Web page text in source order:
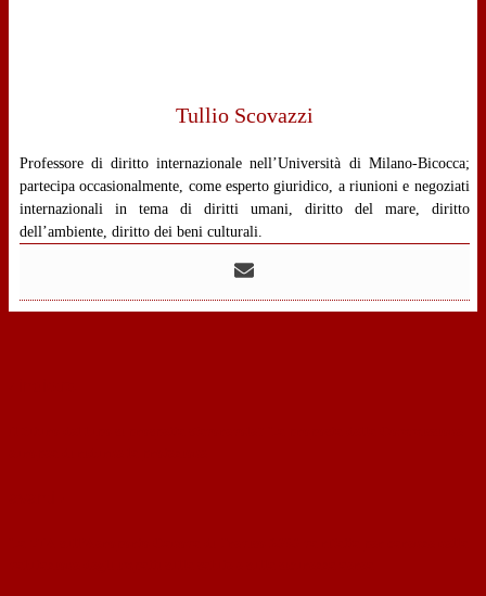
Tullio Scovazzi
Professore di diritto internazionale nell’Università di Milano-Bicocca;
partecipa occasionalmente, come esperto giuridico, a riunioni e negoziati
internazionali in tema di diritti umani, diritto del mare, diritto
dell’ambiente, diritto dei beni culturali.